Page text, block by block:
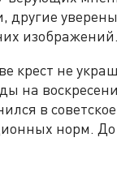
изображений.
крест не
на
в
норм. До